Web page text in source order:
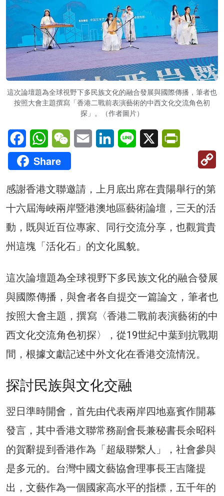
這次論壇題為全球視野下多民族文化的融合發展與國際傳播，筆者也
按照大會主題撰寫「香港二戰前表演藝術的中西文化交流角色初
探」。（作者圖片）
FacebookWhatsAppWeChatEmail LinkedInLine X
Share
感謝香港文聯邀請，上月底出席在貴陽舉行的第
十六屆海峽兩岸暨港澳地區藝術論壇，三天的活
動，既與近百位專家、同行交流分享，也觀賞貴
州這塊「活化石」的文化風貌。
這次論壇題為全球視野下多民族文化的融合發展
與國際傳播，與會者各自提交一篇論文，筆者也
按照大會主題，撰寫〈香港二戰前表演藝術的中
西文化交流角色初探〉，從19世紀中葉到抗戰期
間，根據文獻記述中外文化在香港交流情況。
探討民族與文化交融
翌日準時開會，首先由代表兩岸四地嘉賓作開幕
發言，其中香港文聯常務副會長兼秘書長余昭科
的賀辭提到香港作為「超級聯繫人」，社會參與
是多元的。台灣中國文藝協會理事長王吉隆提
出，文藝作為一個國家高水平的指標，五千年的